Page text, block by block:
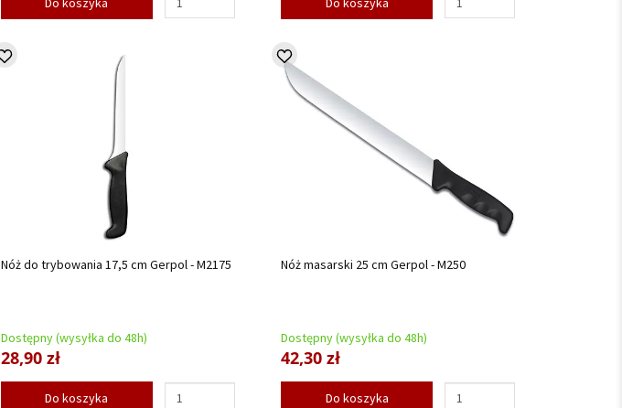
Nóż do trybowania 17,5 cm Gerpol - M2175
Dostępny (wysyłka do 48h)
28,90 zł
Do koszyka
Nóż masarski 25 cm Gerpol - M250
Dostępny (wysyłka do 48h)
42,30 zł
Do koszyka